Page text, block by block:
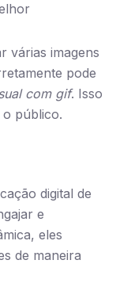
várias imagens
pode
com gif. Isso
público.
digital de
e
eles
de maneira